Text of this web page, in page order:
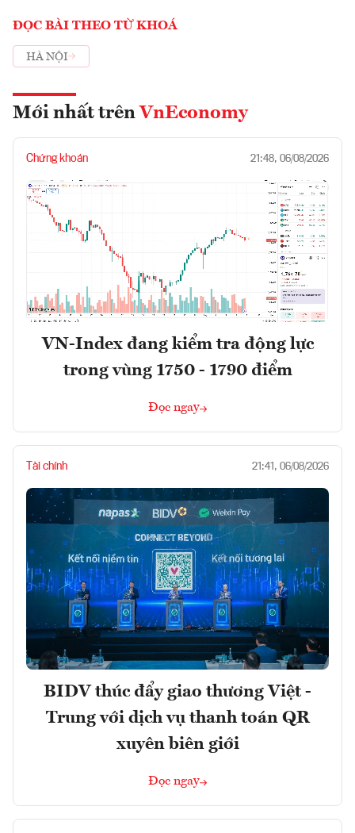
ĐỌC BÀI THEO TỪ KHOÁ
HÀ NỘI
Mới nhất trên VnEconomy
Chứng khoán 21:48, 06/08/2026
VN-Index đang kiểm tra động lực
trong vùng 1750 - 1790 điểm
Đọc ngay
Tài chính 21:41, 06/08/2026
BIDV thúc đẩy giao thương Việt -
Trung với dịch vụ thanh toán QR
xuyên biên giới
Đọc ngay